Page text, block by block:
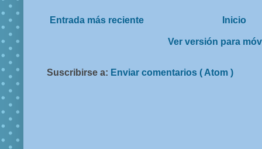
Entrada más reciente Inicio
Ver versión para
Suscribirse a: Enviar comentarios ( Atom )